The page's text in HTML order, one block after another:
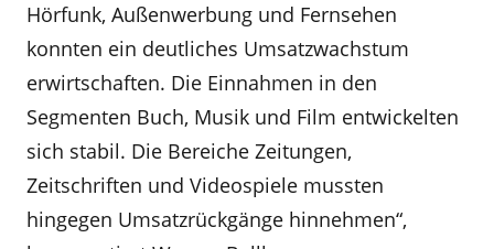
Hörfunk, Außenwerbung und Fernsehen
konnten ein deutliches Umsatzwachstum
erwirtschaften. Die Einnahmen in den
Segmenten Buch, Musik und Film entwickelten
sich stabil. Die Bereiche Zeitungen,
Zeitschriften und Videospiele mussten
hingegen Umsatzrückgänge hinnehmen“,